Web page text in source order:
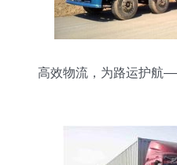
高效物流，为路运护航